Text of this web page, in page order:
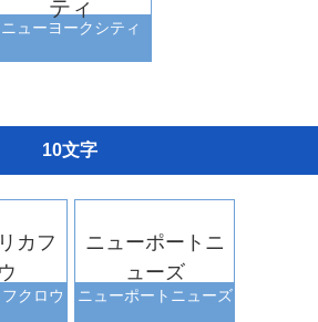
ティ
ニューヨークシティ
10文字
カフ
クロウ
ニューポートニ
ューズ
ニューポートニューズ